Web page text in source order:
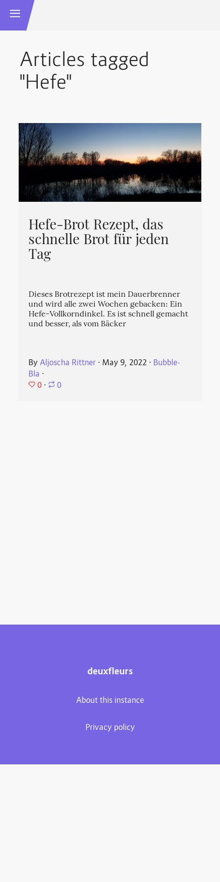
Articles tagged
"Hefe"
Hefe-Brot Rezept, das
schnelle Brot für jeden
Tag
Dieses Brotrezept ist mein Dauerbrenner
und wird alle zwei Wochen gebacken: Ein
Hefe-Vollkorndinkel. Es ist schnell gemacht
und besser, als vom Bäcker
ByAljoscha Rittner ⋅ May 9, 2022 ⋅ Bubble-
Bla ⋅
0 ⋅ 0
deuxfleurs
About this instance
Privacy policy